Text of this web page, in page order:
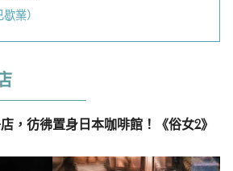
業）
，彷彿置身日本咖啡館！《俗女2》